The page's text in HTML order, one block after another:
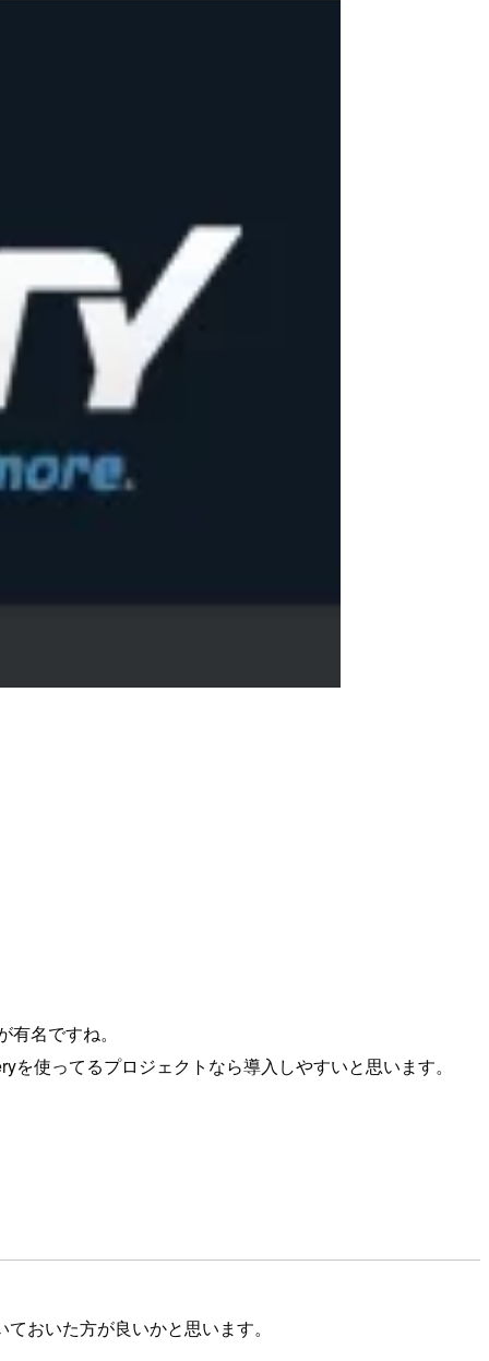
名ですね。
使ってるプロジェクトなら導入しやすいと思います。
おいた方が良いかと思います。